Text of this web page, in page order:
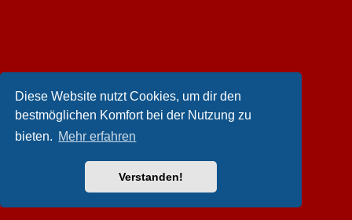
Diese Website nutzt Cookies, um dir den
bestmöglichen Komfort bei der Nutzung zu
bieten. Mehr erfahren
Verstanden!